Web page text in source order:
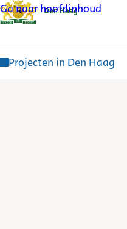
Ga naar hoofdinhoud
Projecten in Den Haag